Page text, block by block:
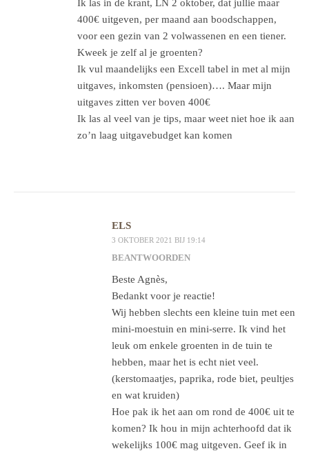
Ik las in de krant, LN 2 oktober, dat jullie maar
400€ uitgeven, per maand aan boodschappen,
voor een gezin van 2 volwassenen en een tiener.
Kweek je zelf al je groenten?
Ik vul maandelijks een Excell tabel in met al mijn
uitgaves, inkomsten (pensioen)…. Maar mijn
uitgaves zitten ver boven 400€
Ik las al veel van je tips, maar weet niet hoe ik aan
zo’n laag uitgavebudget kan komen
ELS
3 OKTOBER 2021 BIJ 19:14
BEANTWOORDEN
Beste Agnès,
Bedankt voor je reactie!
Wij hebben slechts een kleine tuin met een
mini-moestuin en mini-serre. Ik vind het
leuk om enkele groenten in de tuin te
hebben, maar het is echt niet veel.
(kerstomaatjes, paprika, rode biet, peultjes
en wat kruiden)
Hoe pak ik het aan om rond de 400€ uit te
komen? Ik hou in mijn achterhoofd dat ik
wekelijks 100€ mag uitgeven. Geef ik in